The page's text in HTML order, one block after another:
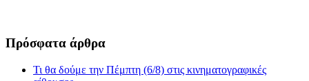
Πρόσφατα άρθρα
Τι θα δούμε την Πέμπτη (6/8) στις κινηματογραφικές